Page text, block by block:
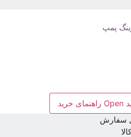
پمپ
Open راهنمای خرید
سفارش